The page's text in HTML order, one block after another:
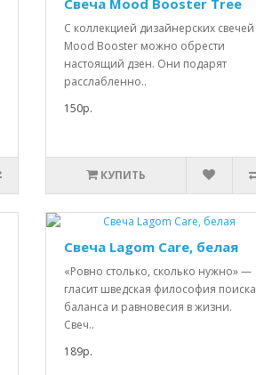
Свеча Mood Booster Tree
С коллекцией дизайнерских свечей
Mood Booster можно обрести
настоящий дзен. Они подарят
расслабленно..
150р.
КУПИТЬ
Свеча Lagom Care, белая
«Ровно столько, сколько нужно» —
гласит шведская философия поиска
баланса и равновесия в жизни.
Свеч..
189р.